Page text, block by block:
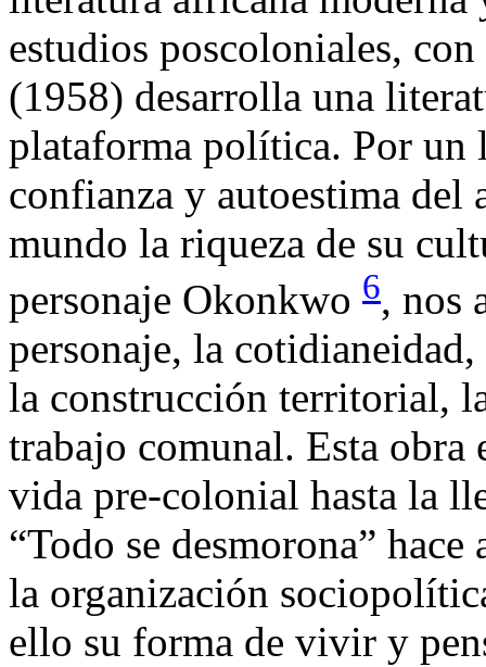
estudios poscoloniales,
(1958) desarrolla una
plataforma política. Por un
confianza y autoestima
mundo la riqueza de su
personaje Okonkwo 6, nos
personaje, la
la construcción territorial,
trabajo comunal. Esta obra
vida pre-colonial hasta la
“Todo se desmorona”
la organización
ello su forma de vivir y